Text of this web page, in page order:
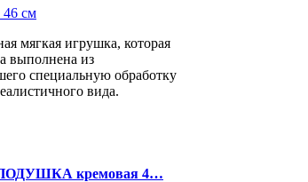
мягкая игрушка, которая
выполнена из
специальную обработку
вида.
кремовая 4…